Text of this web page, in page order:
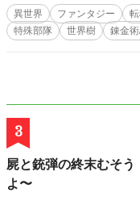
の道を歩んでいくことになる
きく、それにより石動の運命も変
ニアのおっさんが自分が読み
た、本職の自衛官やハンター
る事をご理解ください。例え
は読み飛ばすと思いました
の力量のせいです。 火薬や雷管など化学物質の描写もわざと暈したり、必要
な成分を書かなかったりして
制のためとご理解願います。 ＊「小説家になろう」「カクヨミ」様でも公開中
の作品を加筆修正したものです
異世界 ファンタジー
特殊部隊
世界樹 錬金
3
屍と銃弾の終末むそ
よ〜